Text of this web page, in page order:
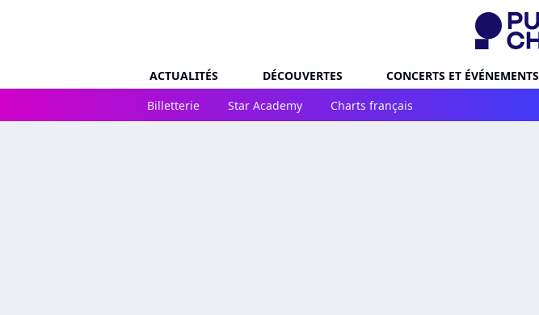
ACTUALITÉS DÉCOUVERTES CONCERTS ET ÉVÉNEMENTS
Billetterie
Star Academy Charts français